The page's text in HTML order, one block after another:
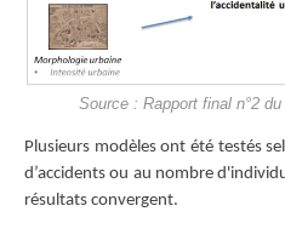
Source : Rapport final n°2
Plusieurs modèles ont été testés
d’accidents ou au nombre
résultats convergent.